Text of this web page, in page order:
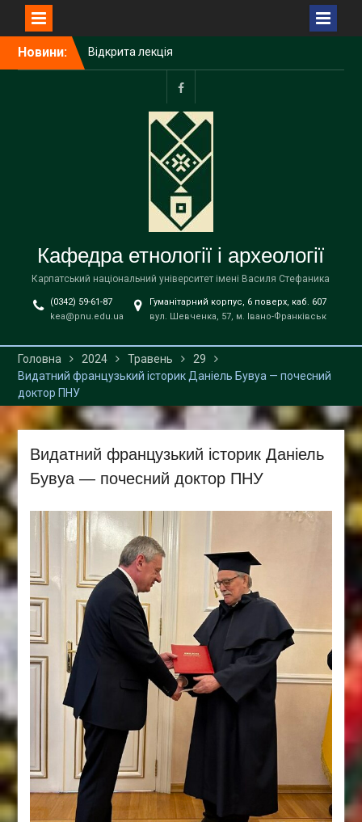
Новини:
Відкрита лекція
Пшемислава Макаровича
(Przemysław Makarowicz)
– відомого польського
археолога, доктора
габілітованого,
професора Інституту
доісторії Університету
імені Адама Міцкевича в
Познані (Республіка
Польща) на тему «Bukivna.
brązu nad Dniestrem»
Запрошуємо вступників на
за освітньою програмою
«Етнологія» спеціальності
!
Збори трудового
facebook
Кафедра етнології і археології
Карпатський національний університет імені Василя Стефаника
(0342) 59-61-87
kea@pnu.edu.ua
Гуманітарний корпус, 6 поверх, каб. 607
вул. Шевченка, 57, м. Івано-Франківськ
Головна 2024 Травень
29
Видатний французький історик Даніель Бувуа — почесний
доктор ПНУ
Видатний французький історик Даніель
Бувуа — почесний доктор ПНУ